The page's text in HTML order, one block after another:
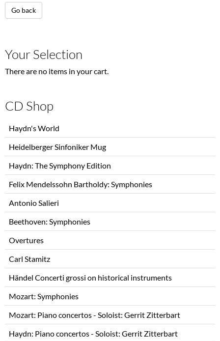
Go back
Your Selection
There are no items in your cart.
CD Shop
navigation
Haydn's World
Heidelberger Sinfoniker Mug
Haydn: The Symphony Edition
Felix Mendelssohn Bartholdy: Symphonies
Antonio Salieri
Beethoven: Symphonies
Overtures
Carl Stamitz
Händel Concerti grossi on historical instruments
Mozart: Symphonies
Mozart: Piano concertos - Soloist: Gerrit Zitterbart
Haydn: Piano concertos - Soloist: Gerrit Zitterbart